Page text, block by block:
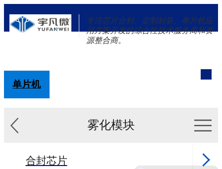
专注芯片合封、定制封装、单片机应
用方案开发的综合性技术服务商和资
源整合商。
单片机
雾化模块
合封芯片